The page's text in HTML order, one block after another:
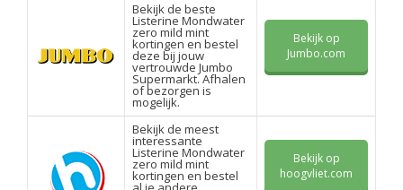
Bekijk de beste
Listerine Mondwater
zero mild mint
kortingen en bestel
deze bij jouw
vertrouwde Jumbo
Supermarkt. Afhalen
of bezorgen is
mogelijk.
Bekijk op
Jumbo.com
Bekijk de meest
interessante
Listerine Mondwater
zero mild mint
kortingen en bestel
Bekijk op
hoogvliet.com